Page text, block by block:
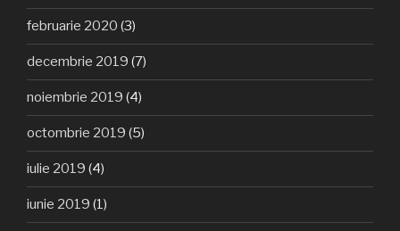
februarie 2020 (3)
decembrie 2019 (7)
noiembrie 2019 (4)
octombrie 2019 (5)
iulie 2019 (4)
iunie 2019 (1)